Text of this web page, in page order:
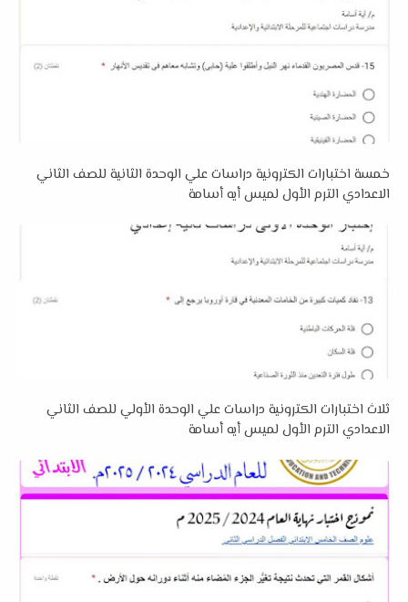
خمسة اختبارات الكترونية دراسات علي الوحدة الثانية للصف الثاني
الاعدادي الترم الأول لميس أيه أسامة
ثلاث اختبارات الكترونية دراسات علي الوحدة الأولي للصف الثاني
الاعدادي الترم الأول لميس أيه أسامة